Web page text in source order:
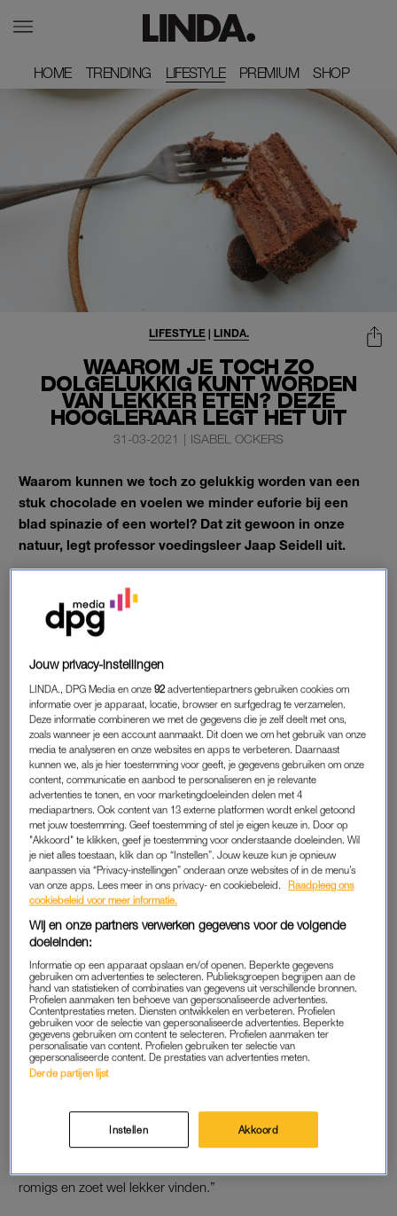
HOME
HOME TRENDING
TRENDING LIFESTYLE PREMIUM
PREMIUM SHOP
SHOP
WAAROM JE TOCH ZO
DOLGELUKKIG KUNT WORDEN
VAN LEKKER ETEN? DEZE
HOOGLERAAR LEGT HET UIT
LIFESTYLE| LINDA.
31-03-2021 | ISABEL OCKERS
Waarom kunnen we toch zo gelukkig worden van een
stuk chocolade en voelen we minder euforie bij een
blad spinazie of een wortel? Dat zit gewoon in onze
natuur, legt professor voedingsleer Jaap Seidell uit.
energie hebt.”
PLEZIER AAN ETEN
Ons lichaam is erop geprogrammeerd om plezier te hebben
aan eten, legt Seidell uit. “Dat zie je ook al bij pasgeboren
baby’s. Dat is natuurlijk heel belangrijk, omdat je voldoende
moet eten om te kunnen groeien en om je te ontwikkelen.”
Daarnaast heeft ons lichaam allerlei mechanismen ingebouwd,
waardoor je vooral van voedsel houdt waar veel energie en
voedingsmiddelen in zitten. “Zodat je in een tijd van schaarste
altijd een reservevoorraad hebt. Ons systeem van
eetlustregulering is namelijk gemaakt in een tijd waarin onze
verre voorouders de hele dag bezig waren om voedsel bij
nature in producten waar veel vet en suiker in zit. Bijvoorbeeld
honing. “In bladspinazie en wortel zitten bijvoorbeeld niet veel
vetten, eiwitten of suikers.”
DOPAMINE
brein die onze stemming beïnvloeden zoals dopamine. “Zodat
we ons daar prettig bij voelen. Je ziet dat bij baby’s: als je ze
romigs en zoet wel lekker vinden.”
Jouw privacy-instellingen
LINDA., DPG Media en onze92 advertentiepartners gebruiken cookies om
informatie over je apparaat, locatie, browser en surfgedrag te verzamelen.
Deze informatie combineren we met de gegevens die je zelf deelt met ons,
zoals wanneer je een account aanmaakt. Dit doen we om het gebruik van onze
media te analyseren en onze websites en apps te verbeteren. Daarnaast
kunnen we, als je hier toestemming voor geeft, je gegevens gebruiken om onze
content, communicatie en aanbod te personaliseren en je relevante
advertenties te tonen, en voor marketingdoeleinden delen met 4
mediapartners. Ook content van 13 externe platformen wordt enkel getoond
met jouw toestemming. Geef toestemming of stel je eigen keuze in. Door op
"Akkoord" te klikken, geef je toestemming voor onderstaande doeleinden. Wil
je niet alles toestaan, klik dan op “Instellen”. Jouw keuze kun je opnieuw
aanpassen via “Privacy-instellingen” onderaan onze websites of in de menu’s
van onze apps. Lees meer in ons privacy- en cookiebeleid.
Raadpleeg ons
cookiebeleid voor meer informatie.
Wij en onze partners verwerken gegevens voor de volgende
doeleinden:
Informatie op een apparaat opslaan en/of openen. Beperkte gegevens
gebruiken om advertenties te selecteren. Publieksgroepen begrijpen aan de
hand van statistieken of combinaties van gegevens uit verschillende bronnen.
Profielen aanmaken ten behoeve van gepersonaliseerde advertenties.
Contentprestaties meten. Diensten ontwikkelen en verbeteren. Profielen
gebruiken voor de selectie van gepersonaliseerde advertenties. Beperkte
gegevens gebruiken om content te selecteren. Profielen aanmaken ter
personalisatie van content. Profielen gebruiken ter selectie van
gepersonaliseerde content. De prestaties van advertenties meten.
Derde partijen lijst
Instellen Akkoord